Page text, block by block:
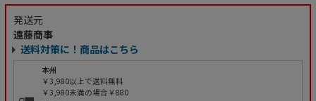
発送元
遠藤商事
送料対策に！商品はこちら
本州
￥3,980以上で送料無料
￥3,980未満の場合￥880